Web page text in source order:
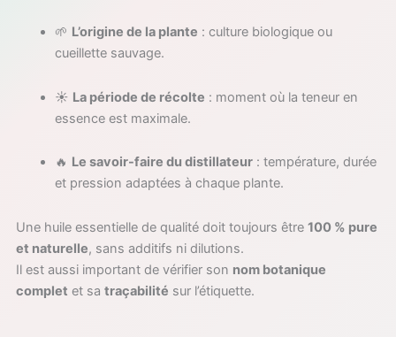
🌱 L’origine de la plante : culture biologique ou
cueillette sauvage.
☀️ La période de récolte : moment où la teneur en
essence est maximale.
🔥 Le savoir-faire du distillateur: température, durée
et pression adaptées à chaque plante.
Une huile essentielle de qualité doit toujours être 100 % pure
et naturelle, sans additifs ni dilutions.
Il est aussi important de vérifier son nom botanique
complet et sa traçabilité sur l’étiquette.